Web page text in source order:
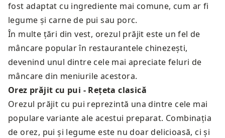
fost adaptat cu ingrediente mai comune, cum ar fi
legume și carne de pui sau porc.
În multe țări din vest, orezul prăjit este un fel de
mâncare popular în restaurantele chinezești,
devenind unul dintre cele mai apreciate feluri de
mâncare din meniurile acestora.
Orez prăjit cu pui - Rețeta clasică
Orezul prăjit cu pui reprezintă una dintre cele mai
populare variante ale acestui preparat. Combinația
de orez, pui și legume este nu doar delicioasă, ci și